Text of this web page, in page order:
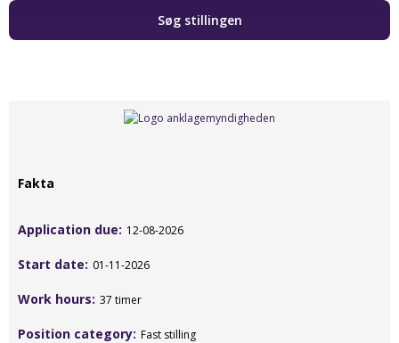
Fakta
Application due 12-08-2026
Start date 01-11-2026
Work hours 37 timer
Position category Fast stilling